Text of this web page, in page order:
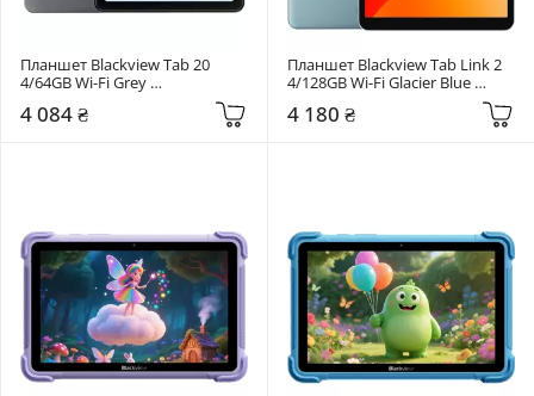
Планшет Blackview Tab 20
4/64GB Wi-Fi Grey
4 084 ₴
Планшет Blackview Tab Link 2
4/128GB Wi-Fi Glacier Blue
4 180 ₴